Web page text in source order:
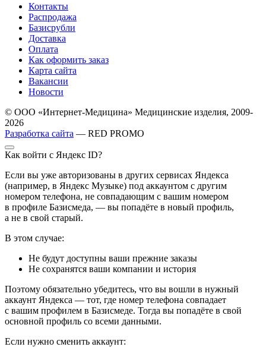
Контакты
Распродажа
Базисрубли
Доставка
Оплата
Как оформить заказ
Карта сайта
Вакансии
Новости
© ООО «Интернет-Медицина» Медицинские изделия, 2009-
2026
Разработка сайта — RED PROMO
Как войти с Яндекс ID?
Если вы уже авторизованы в других сервисах Яндекса
(например, в Яндекс Музыке) под аккаунтом с другим
номером телефона, не совпадающим с вашим номером
в профиле Базисмеда, — вы попадёте в новый профиль,
а не в свой старый.
В этом случае:
Не будут доступны ваши прежние заказы
Не сохранятся ваши компании и история
Поэтому обязательно убедитесь, что вы вошли в нужный
аккаунт Яндекса — тот, где номер телефона совпадает
с вашим профилем в Базисмеде. Тогда вы попадёте в свой
основной профиль со всеми данными.
Если нужно сменить аккаунт: